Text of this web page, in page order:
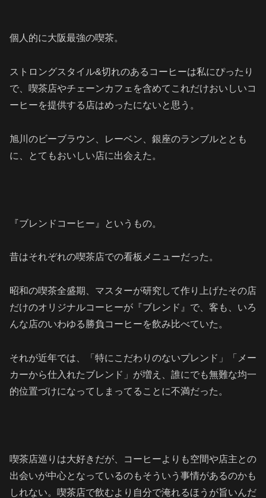
個人的に大阪最強の喫茶。
ストロングスタイル&切れのあるコーヒーは私にぴったり
で、喫茶店やチェーンカフェを含めて これだけおいしいコ
ーヒーを提供する店はめったにないと思う。
旭川のビーブラウン、レーベン、銀座のランブルととも
に、とてもおいしい店に出会えた。
『ブレンドコーヒー』というもの。
昔はそれぞれの喫茶店での看板メニューだった。
昭和の喫茶全盛期、マスターが研究して作り上げたその店
だけのオリジナルコーヒーが『ブレンド』で、客も、いろ
んな店のいわゆる勝負コーヒーを飲み比べていた。
それが近年では、「特にこだわりのないプレンド」「メー
カーから仕入れたブレンド」が増え、誰にでも無難な均一
的位置づけになってしまってることに不満だった。
喫茶店巡りは大好きだが、コーヒーよりも空間や店主との
出会いが中心となっているのもそういう事情があるのかも
しれない。喫茶店で飲むより自分で淹れるほうが旨いんだ